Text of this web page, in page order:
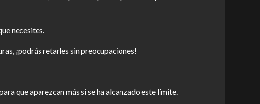
necesites.
¡podrás retarles sin preocupaciones!
que aparezcan más si se ha alcanzado este límite.